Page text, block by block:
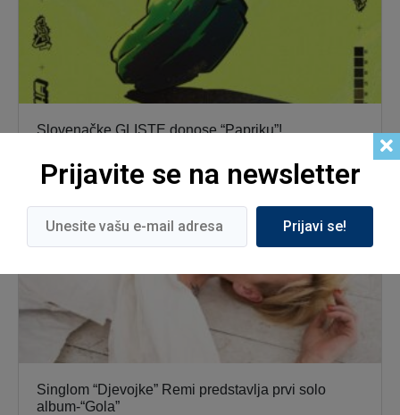
Slovenačke GLISTE donose “Papriku”!
Singlom “Djevojke” Remi predstavlja prvi solo
album-“Gola”
Prijavite se na newsletter
Prijavi se!